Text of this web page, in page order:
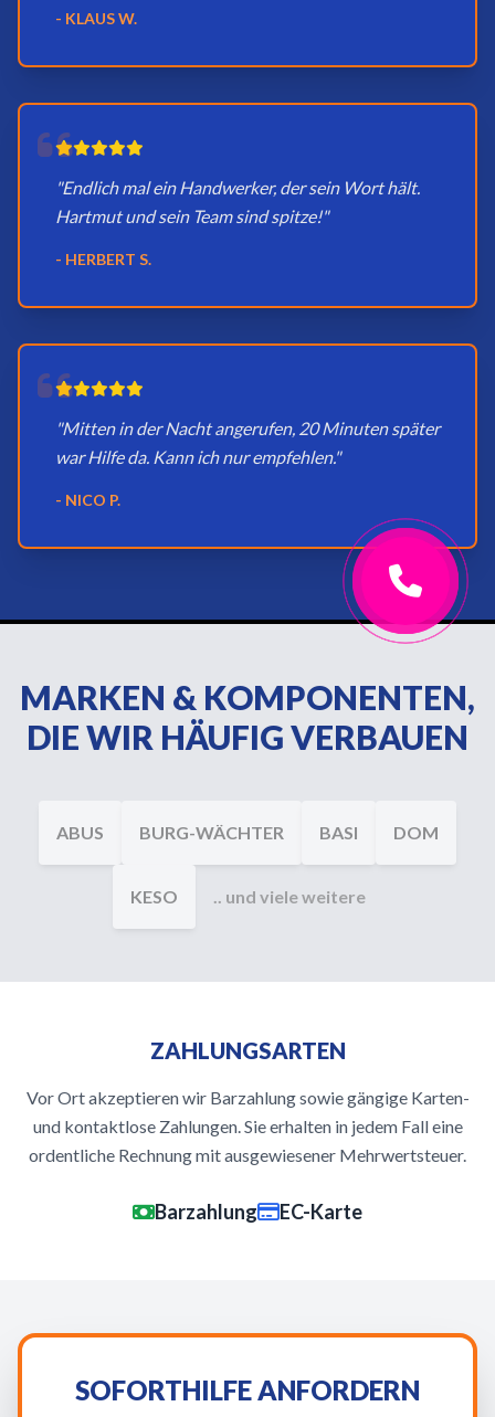
- KLAUS W.
"Endlich mal ein Handwerker, der sein Wort hält.
Hartmut und sein Team sind spitze!"
- HERBERT S.
"Mitten in der Nacht angerufen, 20 Minuten später
war Hilfe da. Kann ich nur empfehlen."
- NICO P.
MARKEN & KOMPONENTEN,
DIE WIR HÄUFIG VERBAUEN
ABUS BURG-WÄCHTER BASI DOM
KESO .. und viele weitere
ZAHLUNGSARTEN
Vor Ort akzeptieren wir Barzahlung sowie gängige Karten-
und kontaktlose Zahlungen. Sie erhalten in jedem Fall eine
ordentliche Rechnung mit ausgewiesener Mehrwertsteuer.
Barzahlung EC-Karte
SOFORTHILFE ANFORDERN